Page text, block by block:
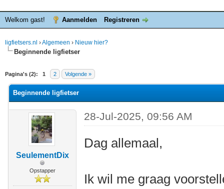
Welkom gast! Aanmelden Registreren
ligfietsers.nl ›Algemeen › Nieuw hier?
Beginnende ligfietser
Pagina's (2): 1 2 Volgende »
waardering is 0
Beginnende ligfietser
SeulementDix
Opstapper
28-Jul-2025, 09:56 AM
Dag allemaal,
Ik wil me graag